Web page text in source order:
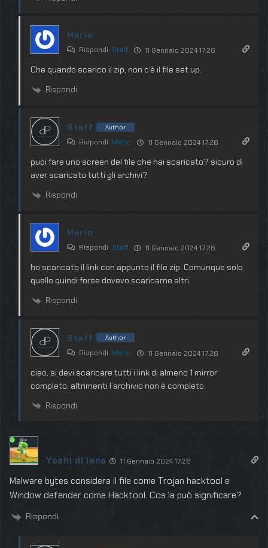
Mario
Rispondi Staff 11 Gennaio 2024 17:26
Che quando scarico il zip, non c’è il file set up.
Rispondi
Staff Author
Rispondi Mario 11 Gennaio 2024 17:26
puoi fare uno screen del file che hai scaricato? sicuro di
aver scaricato tutti gli archivi?
Rispondi
Mario
Rispondi Staff 11 Gennaio 2024 17:26
ho scaricato il link con appunto il file zip. Comunque solo
quello quindi forse dovevo scaricarne altri.
Rispondi
Staff Author
Rispondi Mario 11 Gennaio 2024 17:26
ciao, si devi scaricare tutti i link di almeno 1 mirror
completo, altrimenti l’archivio non è completo
Rispondi
Yoshi di lana 11 Gennaio 2024 17:26
Malware bytes considera il file come Trojan hacktool e
Window defender come Hacktool. Cos ìa può significare?
Rispondi